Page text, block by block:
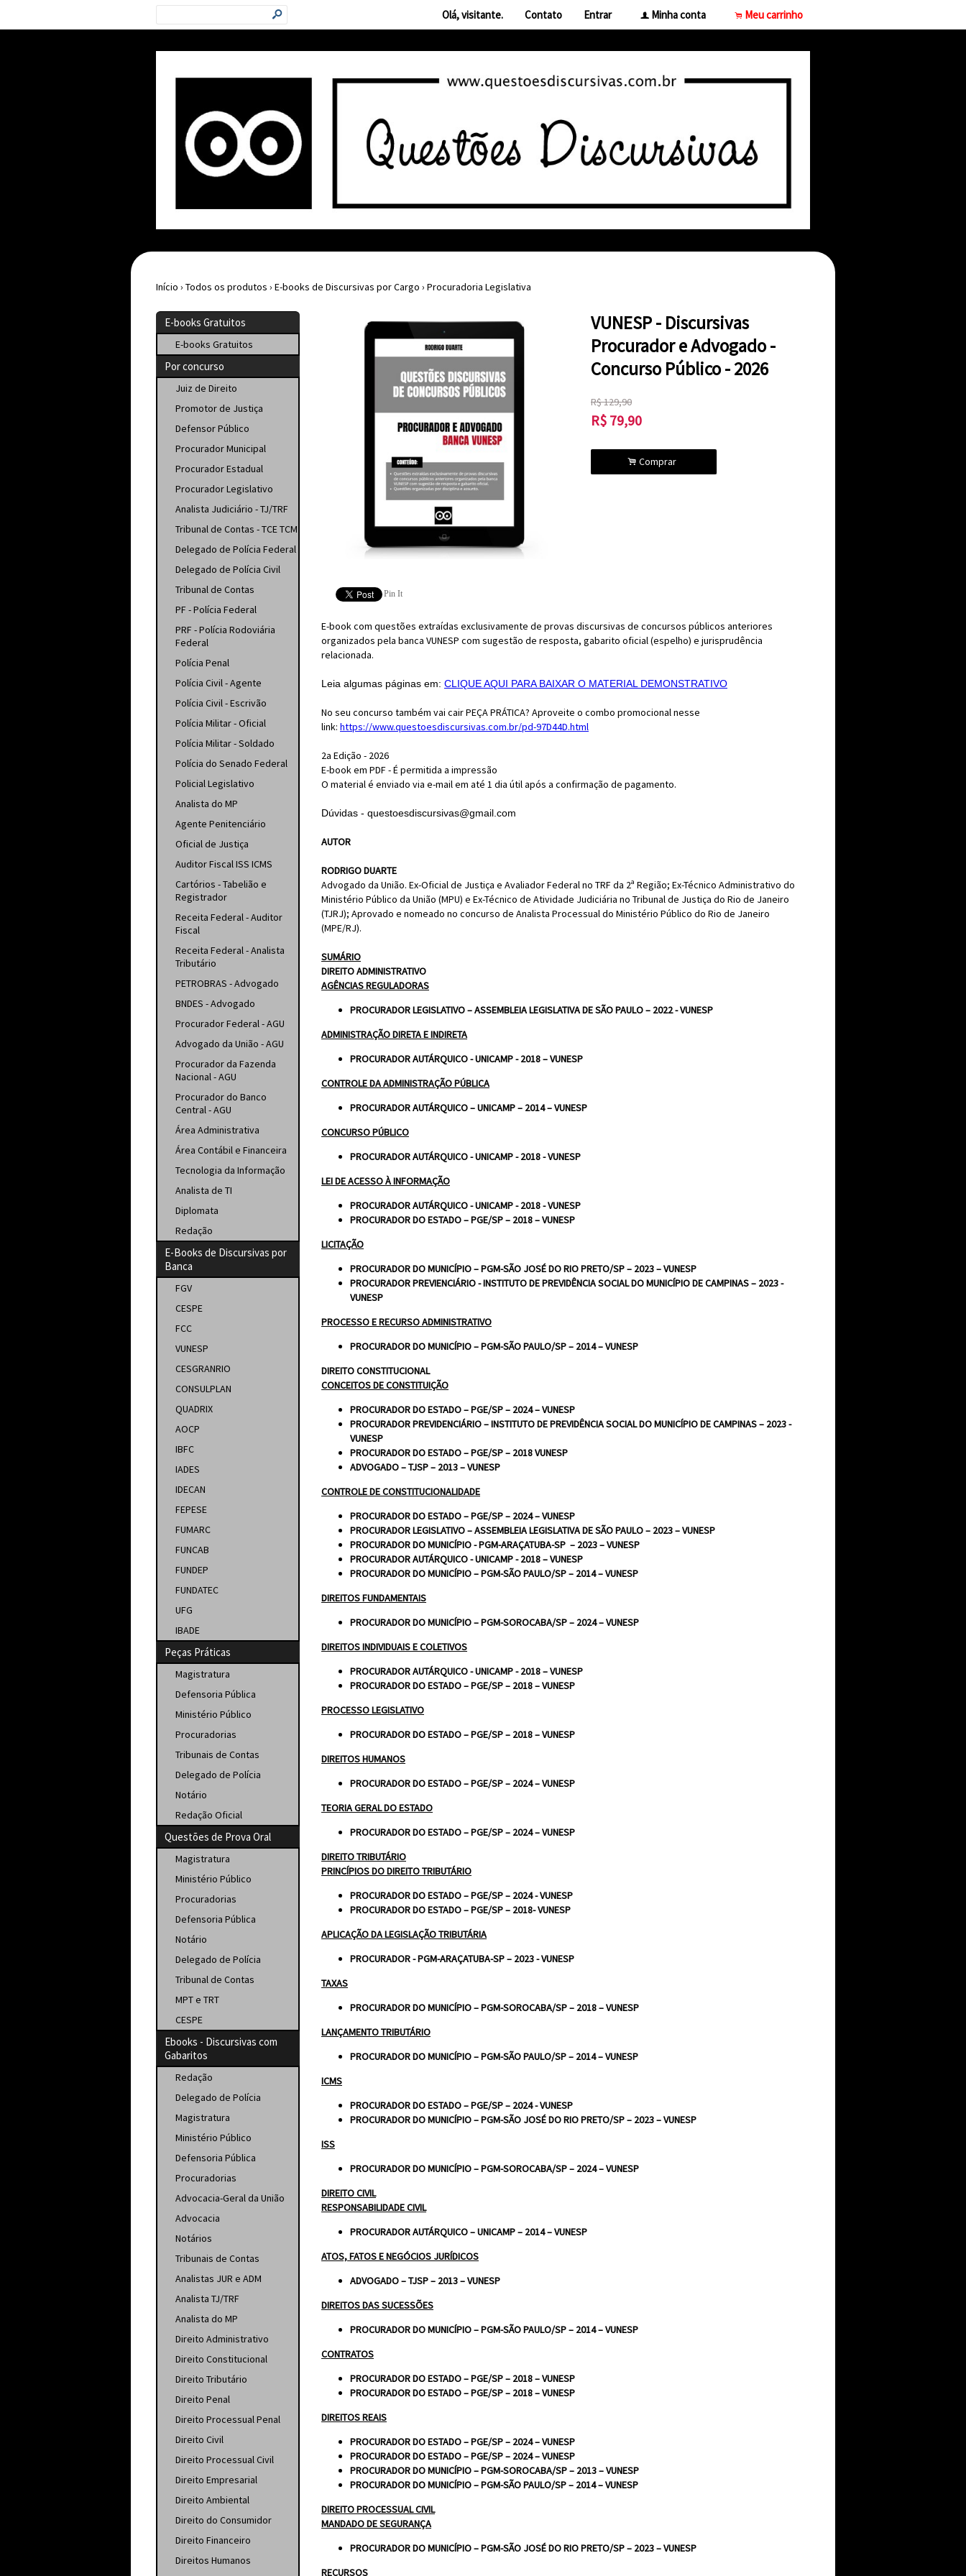
s Olá, visitante. Contato Entrar f Minha conta . Meu carrinho
Início › Todos os produtos › E-books de Discursivas por Cargo › Procuradoria Legislativa
E-books Gratuitos
E-books Gratuitos
Por concurso
Juiz de Direito
Promotor de Justiça
Defensor Público
Procurador Municipal
Procurador Estadual
Procurador Legislativo
Analista Judiciário - TJ/TRF
Tribunal de Contas - TCE TCM
Delegado de Polícia Federal
Delegado de Polícia Civil
Tribunal de Contas
PF - Polícia Federal
PRF - Polícia Rodoviária
Federal
Polícia Penal
Polícia Civil - Agente
Polícia Civil - Escrivão
Polícia Militar - Oficial
Polícia Militar - Soldado
Polícia do Senado Federal
Policial Legislativo
Analista do MP
Agente Penitenciário
Oficial de Justiça
Auditor Fiscal ISS ICMS
Cartórios - Tabelião e
Registrador
Receita Federal - Auditor
Fiscal
Receita Federal - Analista
Tributário
PETROBRAS - Advogado
BNDES - Advogado
Procurador Federal - AGU
Advogado da União - AGU
Procurador da Fazenda
Nacional - AGU
Procurador do Banco
Central - AGU
Área Administrativa
Área Contábil e Financeira
Tecnologia da Informação
Analista de TI
Diplomata
Redação
E-Books de Discursivas por
Banca
FGV
CESPE
FCC
VUNESP
CESGRANRIO
CONSULPLAN
QUADRIX
AOCP
IBFC
IADES
IDECAN
FEPESE
FUMARC
FUNCAB
FUNDEP
FUNDATEC
UFG
IBADE
Peças Práticas
Magistratura
Defensoria Pública
Ministério Público
Procuradorias
Tribunais de Contas
Delegado de Polícia
Notário
Redação Oficial
Questões de Prova Oral
Magistratura
Ministério Público
Procuradorias
Defensoria Pública
Notário
Delegado de Polícia
Tribunal de Contas
MPT e TRT
CESPE
Ebooks - Discursivas com
Gabaritos
Redação
Delegado de Polícia
Magistratura
Ministério Público
Defensoria Pública
Procuradorias
Advocacia-Geral da União
Advocacia
Notários
Tribunais de Contas
Analistas JUR e ADM
Analista TJ/TRF
Analista do MP
Direito Administrativo
Direito Constitucional
Direito Tributário
Direito Penal
Direito Processual Penal
Direito Civil
Direito Processual Civil
Direito Empresarial
Direito Ambiental
Direito do Consumidor
Direito Financeiro
Direitos Humanos
Pin It
VUNESP - Discursivas
Procurador e Advogado -
Concurso Público - 2026
R$129,90
R$ 79,90
. Comprar
E-book com questões extraídas exclusivamente de provas discursivas de concursos públicos anteriores
organizados pela banca VUNESP com sugestão de resposta, gabarito oficial (espelho) e jurisprudência
relacionada.
Leia algumas páginas em: CLIQUE AQUI PARA BAIXAR O MATERIAL DEMONSTRATIVO
No seu concurso também vai cair PEÇA PRÁTICA? Aproveite o combo promocional nesse
link: https://www.questoesdiscursivas.com.br/pd-97D44D.html
2a Edição - 2026
E-book em PDF - É permitida a impressão
O material é enviado via e-mail em até 1 dia útil após a confirmação de pagamento.
Dúvidas - questoesdiscursivas@gmail.com
AUTOR
RODRIGO DUARTE
Advogado da União. Ex-Oficial de Justiça e Avaliador Federal no TRF da 2ª Região; Ex-Técnico Administrativo do
Ministério Público da União (MPU) e Ex-Técnico de Atividade Judiciária no Tribunal de Justiça do Rio de Janeiro
(TJRJ); Aprovado e nomeado no concurso de Analista Processual do Ministério Público do Rio de Janeiro
(MPE/RJ).
SUMÁRIO
DIREITO ADMINISTRATIVO
AGÊNCIAS REGULADORAS
PROCURADOR LEGISLATIVO – ASSEMBLEIA LEGISLATIVA DE SÃO PAULO – 2022 - VUNESP
ADMINISTRAÇÃO DIRETA E INDIRETA
PROCURADOR AUTÁRQUICO - UNICAMP - 2018 – VUNESP
CONTROLE DA ADMINISTRAÇÃO PÚBLICA
PROCURADOR AUTÁRQUICO – UNICAMP – 2014 – VUNESP
CONCURSO PÚBLICO
PROCURADOR AUTÁRQUICO - UNICAMP - 2018 - VUNESP
LEI DE ACESSO À INFORMAÇÃO
PROCURADOR AUTÁRQUICO - UNICAMP - 2018 - VUNESP
PROCURADOR DO ESTADO – PGE/SP – 2018 – VUNESP
LICITAÇÃO
PROCURADOR DO MUNICÍPIO – PGM-SÃO JOSÉ DO RIO PRETO/SP – 2023 – VUNESP
PROCURADOR PREVIENCIÁRIO - INSTITUTO DE PREVIDÊNCIA SOCIAL DO MUNICÍPIO DE CAMPINAS – 2023 -
VUNESP
PROCESSO E RECURSO ADMINISTRATIVO
PROCURADOR DO MUNICÍPIO – PGM-SÃO PAULO/SP – 2014 – VUNESP
DIREITO CONSTITUCIONAL
CONCEITOS DE CONSTITUIÇÃO
PROCURADOR DO ESTADO – PGE/SP – 2024 – VUNESP
PROCURADOR PREVIDENCIÁRIO – INSTITUTO DE PREVIDÊNCIA SOCIAL DO MUNICÍPIO DE CAMPINAS – 2023 -
VUNESP
PROCURADOR DO ESTADO – PGE/SP – 2018 VUNESP
ADVOGADO – TJSP – 2013 – VUNESP
CONTROLE DE CONSTITUCIONALIDADE
PROCURADOR DO ESTADO – PGE/SP – 2024 – VUNESP
PROCURADOR LEGISLATIVO – ASSEMBLEIA LEGISLATIVA DE SÃO PAULO – 2023 – VUNESP
PROCURADOR DO MUNICÍPIO - PGM-ARAÇATUBA-SP – 2023 – VUNESP
PROCURADOR AUTÁRQUICO - UNICAMP - 2018 – VUNESP
PROCURADOR DO MUNICÍPIO – PGM-SÃO PAULO/SP – 2014 – VUNESP
DIREITOS FUNDAMENTAIS
PROCURADOR DO MUNICÍPIO – PGM-SOROCABA/SP – 2024 – VUNESP
DIREITOS INDIVIDUAIS E COLETIVOS
PROCURADOR AUTÁRQUICO - UNICAMP - 2018 – VUNESP
PROCURADOR DO ESTADO – PGE/SP – 2018 – VUNESP
PROCESSO LEGISLATIVO
PROCURADOR DO ESTADO – PGE/SP – 2018 – VUNESP
DIREITOS HUMANOS
PROCURADOR DO ESTADO – PGE/SP – 2024 – VUNESP
TEORIA GERAL DO ESTADO
PROCURADOR DO ESTADO – PGE/SP – 2024 – VUNESP
DIREITO TRIBUTÁRIO
PRINCÍPIOS DO DIREITO TRIBUTÁRIO
PROCURADOR DO ESTADO – PGE/SP – 2024 - VUNESP
PROCURADOR DO ESTADO – PGE/SP – 2018- VUNESP
APLICAÇÃO DA LEGISLAÇÃO TRIBUTÁRIA
PROCURADOR - PGM-ARAÇATUBA-SP – 2023 - VUNESP
TAXAS
PROCURADOR DO MUNICÍPIO – PGM-SOROCABA/SP – 2018 – VUNESP
LANÇAMENTO TRIBUTÁRIO
PROCURADOR DO MUNICÍPIO – PGM-SÃO PAULO/SP – 2014 – VUNESP
ICMS
PROCURADOR DO ESTADO – PGE/SP – 2024 - VUNESP
PROCURADOR DO MUNICÍPIO – PGM-SÃO JOSÉ DO RIO PRETO/SP – 2023 – VUNESP
ISS
PROCURADOR DO MUNICÍPIO – PGM-SOROCABA/SP – 2024 – VUNESP
DIREITO CIVIL
RESPONSABILIDADE CIVIL
PROCURADOR AUTÁRQUICO – UNICAMP – 2014 – VUNESP
ATOS, FATOS E NEGÓCIOS JURÍDICOS
ADVOGADO – TJSP – 2013 – VUNESP
DIREITOS DAS SUCESSÕES
PROCURADOR DO MUNICÍPIO – PGM-SÃO PAULO/SP – 2014 – VUNESP
CONTRATOS
PROCURADOR DO ESTADO – PGE/SP – 2018 – VUNESP
PROCURADOR DO ESTADO – PGE/SP – 2018 – VUNESP
DIREITOS REAIS
PROCURADOR DO ESTADO – PGE/SP – 2024 – VUNESP
PROCURADOR DO ESTADO – PGE/SP – 2024 – VUNESP
PROCURADOR DO MUNICÍPIO – PGM-SOROCABA/SP – 2013 – VUNESP
PROCURADOR DO MUNICÍPIO – PGM-SÃO PAULO/SP – 2014 – VUNESP
DIREITO PROCESSUAL CIVIL
MANDADO DE SEGURANÇA
PROCURADOR DO MUNICÍPIO – PGM-SÃO JOSÉ DO RIO PRETO/SP – 2023 – VUNESP
RECURSOS